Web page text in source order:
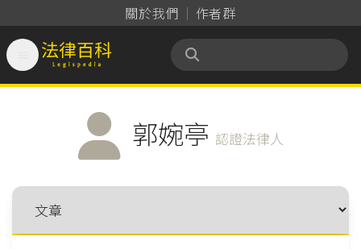
關於我們 作者群
法律百科 Legispedia
郭婉亭 認證法律人